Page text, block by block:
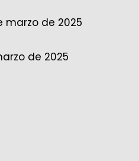
marzo de 2025
de 2025